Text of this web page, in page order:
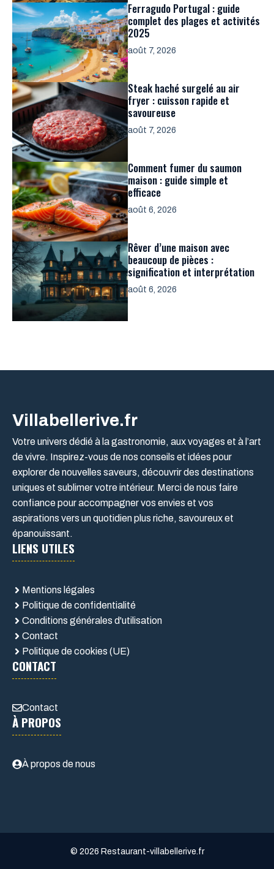
Ferragudo Portugal : guide
complet des plages et activités
2025
août 7, 2026
Steak haché surgelé au air
fryer : cuisson rapide et
savoureuse
août 7, 2026
Comment fumer du saumon
maison : guide simple et
efficace
août 6, 2026
Rêver d’une maison avec
beaucoup de pièces :
signification et interprétation
août 6, 2026
Villabellerive.fr
Votre univers dédié à la gastronomie, aux voyages et à l’art
de vivre. Inspirez-vous de nos conseils et idées pour
explorer de nouvelles saveurs, découvrir des destinations
uniques et sublimer votre intérieur. Merci de nous faire
confiance pour accompagner vos envies et vos
aspirations vers un quotidien plus riche, savoureux et
épanouissant.
LIENS UTILES
Mentions légales
Politique de confidentialité
Conditions générales d'utilisation
Contact
Politique de cookies (UE)
CONTACT
Contact
À PROPOS
À propos de nous
© 2026 Restaurant-villabellerive.fr